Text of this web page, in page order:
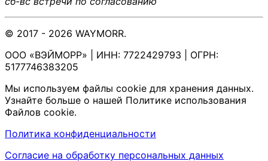
© 2017 - 2026 WAYMORR.
ООО «ВЭЙМОРР» | ИНН: 7722429793 | ОГРН:
5177746383205
Мы используем файлы cookie для хранения данных.
Узнайте больше о нашей Политике использования
Файлов cookie.
Политика конфиденциальности
Согласие на обработку персональных данных